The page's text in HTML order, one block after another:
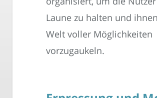
Laune zu halten und
Welt voller Möglichkeiten
vorzugaukeln.